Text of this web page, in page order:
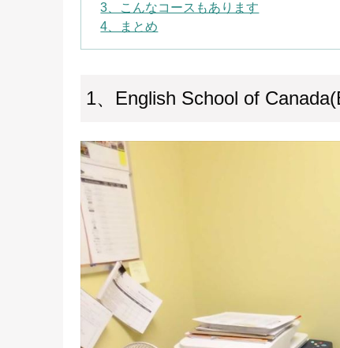
3、こんなコースもあります
4、まとめ
1、English School of